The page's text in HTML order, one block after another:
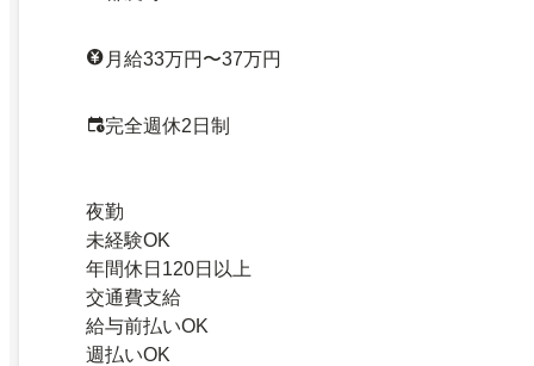
月給33万円〜37万円
完全週休2日制
夜勤
未経験OK
年間休日120日以上
交通費支給
給与前払いOK
週払いOK